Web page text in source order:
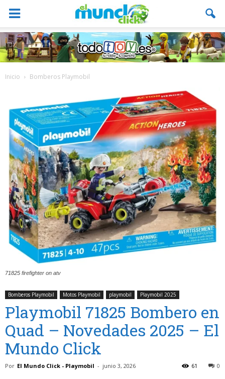
Inicio Bomberos Playmobil
71825 firefighter on atv
Bomberos Playmobil Motos Playmobil playmobil Playmobil 2025
Playmobil 71825 Bombero en
Quad – Novedades 2025 – El
Mundo Click
Por El Mundo Click - Playmobil - junio 3, 2026 0
61